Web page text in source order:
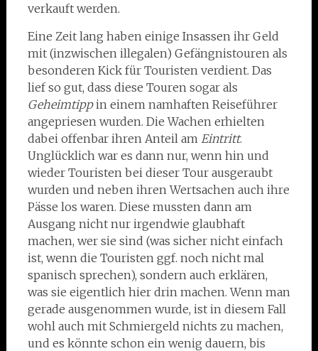
verkauft werden.
Eine Zeit lang haben einige Insassen ihr Geld
mit (inzwischen illegalen) Gefängnistouren als
besonderen Kick für Touristen verdient. Das
lief so gut, dass diese Touren sogar als
Geheimtippin einem namhaften Reiseführer
angepriesen wurden. Die Wachen erhielten
dabei offenbar ihren Anteil am Eintritt.
Unglücklich war es dann nur, wenn hin und
wieder Touristen bei dieser Tour ausgeraubt
wurden und neben ihren Wertsachen auch ihre
Pässe los waren. Diese mussten dann am
Ausgang nicht nur irgendwie glaubhaft
machen, wer sie sind (was sicher nicht einfach
ist, wenn die Touristen ggf. noch nicht mal
spanisch sprechen), sondern auch erklären,
was sie eigentlich hier drin machen. Wenn man
gerade ausgenommen wurde, ist in diesem Fall
wohl auch mit Schmiergeld nichts zu machen,
und es könnte schon ein wenig dauern, bis